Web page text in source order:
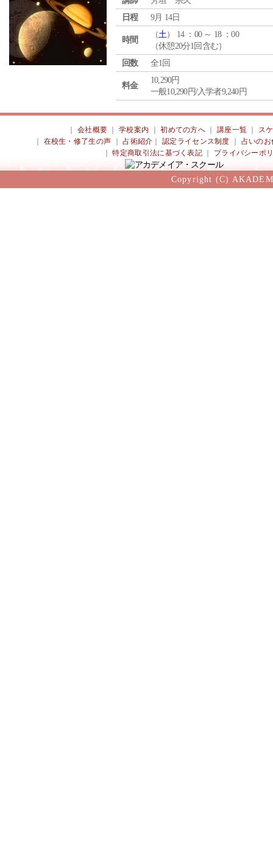
日程
9月 14日
時間
（土） 14 ：00 ～ 18 ：00
（休憩20分1回含む）
回数
全1回
料金
10,290円
一般10,290円/入学者9,240円
会社概要 ｜学校案内 ｜初めての方へ 講座一覧
ス
在校生・修了生の声 ｜占術紹介 ｜認定ライセンス制度
占いのお
｜特定商取引法に基づく表記 プライバシーポ
Copyright (C)